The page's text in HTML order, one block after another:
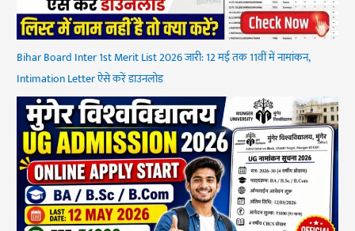
Bihar Board Inter 1st Merit List 2026 जारी: 12 मई तक 11वीं में नामांकन,
Intimation Letter ऐसे करें डाउनलोड